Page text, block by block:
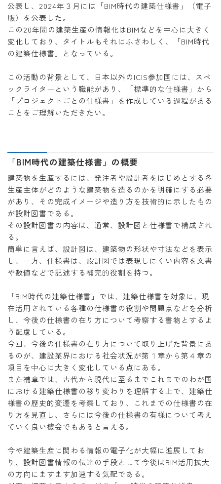
公表し、2024年３月には「BIM時代の建築仕様書」（電子
版）を公表した。
この20年間の建築生産の情報化はBIMなどを中心に大きく
変化しており、タイトルもそれにふさわしく、「BIM時代
の建築仕様書」となっている。
この活動の背景として、日本以外のICIS参加国には、スペ
ックライターという職能があり、「標準的な仕様書」から
「プロジェクトごとの仕様書」を作成している過程がある
ことをご理解いただきたい。
「BIM時代の建築仕様書」の概要
建築物を生産するには、発注者や設計者をはじめとする各
生産主体がどのような建築物を造るのかを明確にする必要
があり、その完成イメージや造り方を技術的に示したもの
が設計図書である。
その設計図書の内容は、通常、設計図と仕様書で構成され
る。
簡単に言えば、設計図は、建築物の形状や寸法などを表示
し、一方、仕様書は、設計図では表現しにくい内容を文書
や数値などで記述する補完的役割を持つ。
「BIM時代の建築仕様書」では、建築仕様書を対象に、現
在活用されている各種の仕様書の役割や問題点などを分析
し、今後の仕様書の在り方について考察する書物とするよ
う配慮している。
今回、今後の仕様書の在り方について取り上げた背景にあ
るのが、建設業界における社会状況が第１章から第４章の
項目を中心に大きく変化している点にある。
また補章では、古代から現代に至るまでこれまでのわが国
における建築仕様書の移り変わりを理解する上で、建築仕
様書の歴史的変遷を考察しており、これまでの仕様書の在
り方を見直し、さらには今後の仕様書の有様について考え
ていく良い機会でもあると言える。
今や建築生産に関わる情報の電子化が大幅に進展してお
り、設計図書情報の伝達の手段として今後はBIM活用拡大
の方向にますます加速する気配である。